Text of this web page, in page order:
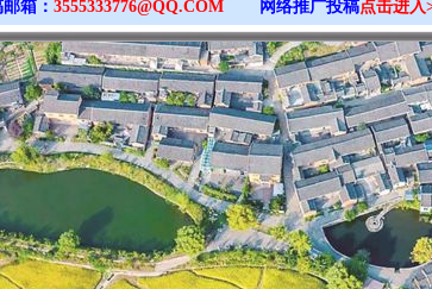
箱： 3555333776@QQ.COM 网络推广投稿点击进入